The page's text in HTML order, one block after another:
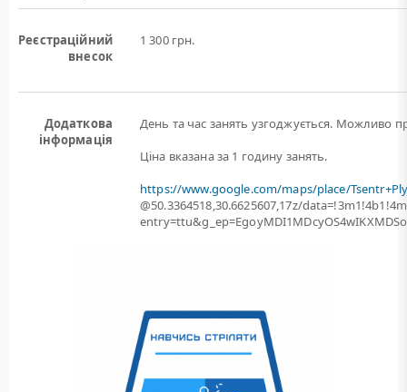
Реєстраційний
внесок
1 300 грн.
Додаткова
інформація
День та час занять узгоджується. Можливо
Ціна вказана за 1 годину занять.
https://www.google.com/maps/place/
@50.3364518,30.6625607,17z/